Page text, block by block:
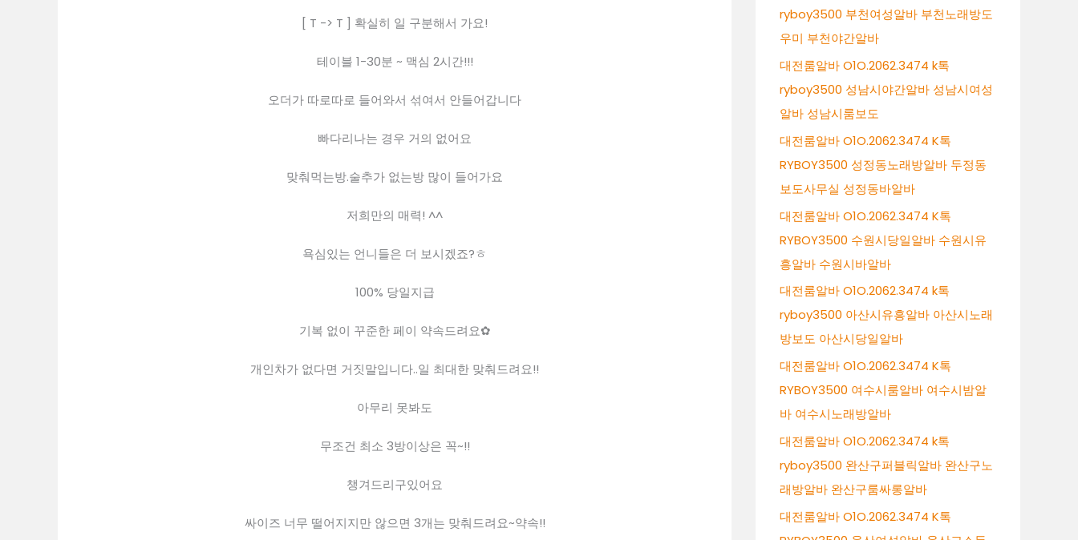
[ T -> T ] 확실히 일 구분해서 가요!
테이블 1-30분 ~ 맥심 2시간!!!
오더가 따로따로 들어와서 섞여서 안들어갑니다
빠다리나는 경우 거의 없어요
맞춰먹는방.술추가 없는방 많이 들어가요
저희만의 매력! ^^
욕심있는 언니들은 더 보시겠죠?ㅎ
100% 당일지급
기복 없이 꾸준한 페이 약속드려요✿
개인차가 없다면 거짓말입니다..일 최대한 맞춰드려요!!
아무리 못봐도
무조건 최소 3방이상은 꼭~!!
챙겨드리구있어요
싸이즈 너무 떨어지지만 않으면 3개는 맞춰드려요~약속!!
ryboy3500 부천여성알바 부천노래방도
우미 부천야간알바
대전룸알바 O1O.2062.3474 k톡
ryboy3500 성남시야간알바 성남시여성
알바 성남시룸보도
대전룸알바 O1O.2062.3474 K톡
RYBOY3500 성정동노래방알바 두정동
보도사무실 성정동바알바
대전룸알바 O1O.2062.3474 K톡
RYBOY3500 수원시당일알바 수원시유
흥알바 수원시바알바
대전룸알바 O1O.2062.3474 k톡
ryboy3500 아산시유흥알바 아산시노래
방보도 아산시당일알바
대전룸알바 O1O.2062.3474 K톡
RYBOY3500 여수시룸알바 여수시밤알
바 여수시노래방알바
대전룸알바 O1O.2062.3474 k톡
ryboy3500 완산구퍼블릭알바 완산구노
래방알바 완산구룸싸롱알바
대전룸알바 O1O.2062.3474 K톡